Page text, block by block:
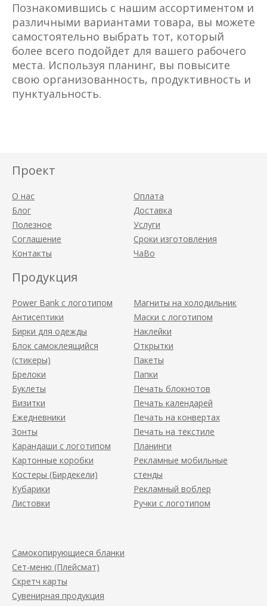
Познакомившись с нашим ассортиментом и
различными вариантами товара, вы можете
самостоятельно выбрать тот, который
более всего подойдет для вашего рабочего
места. Используя планинг, вы повысите
свою организованность, продуктивность и
пунктуальность.
Проект
О нас
Блог
Полезное
Соглашение
Контакты
Оплата
Доставка
Услуги
Сроки изготовления
ЧаВо
Продукция
Power Bank с логотипом
Антисептики
Бирки для одежды
Блок самоклеящийся
(стикеры)
Брелоки
Буклеты
Визитки
Ежедневники
Зонты
Карандаши с логотипом
Картонные коробки
Костеры (Бирдекели)
Кубарики
Листовки
Магниты на холодильник
Маски с логотипом
Наклейки
Открытки
Пакеты
Папки
Печать блокнотов
Печать календарей
Печать на конвертах
Печать на текстиле
Планинги
Рекламные мобильные
стенды
Рекламный воблер
Ручки с логотипом
Самокопирующиеся бланки
Сет-меню (Плейсмат)
Скретч карты
Сувенирная продукция